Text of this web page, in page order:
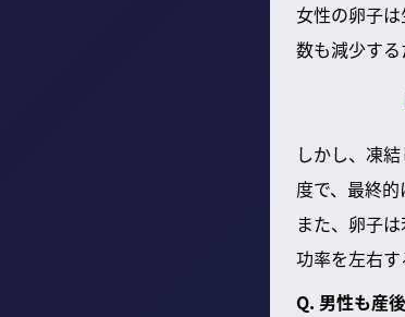
女性の卵子
数も減少する
しかし、凍
度で、最終
また、卵子
功率を左右
Q. 男性も産